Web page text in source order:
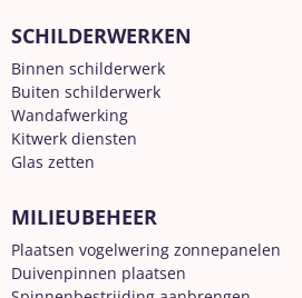
SCHILDERWERKEN
Binnen schilderwerk
Buiten schilderwerk
Wandafwerking
Kitwerk diensten
Glas zetten
MILIEUBEHEER
Plaatsen vogelwering zonnepanelen
Duivenpinnen plaatsen